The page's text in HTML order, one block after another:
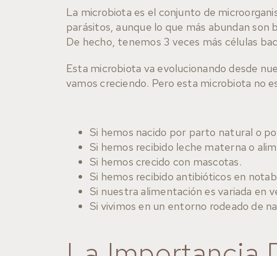
La microbiota es el conjunto de
parásitos, aunque lo que más abundan
De hecho, tenemos 3 veces más células
Esta microbiota va evolucionando desde
vamos creciendo. Pero esta microbiota no
Si hemos nacido por parto natural o
Si hemos recibido leche materna o
Si hemos crecido con mascotas.
Si hemos recibido antibióticos en
Si nuestra alimentación es variada en
Si vivimos en un entorno rodeado de